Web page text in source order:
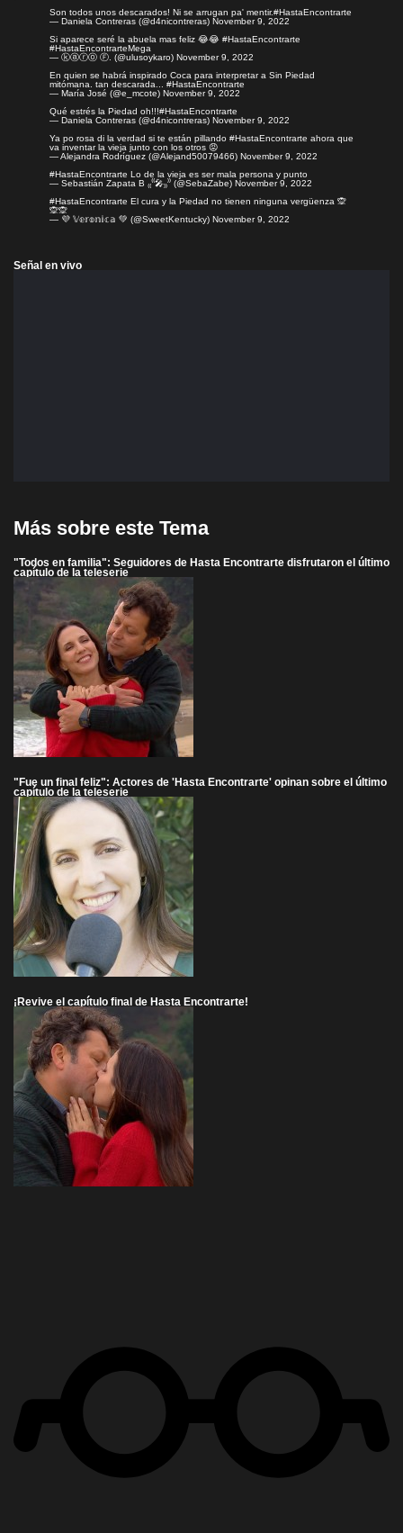
Son todos unos descarados! Ni se arrugan pa' mentir.#HastaEncontrarte
— Daniela Contreras (@d4nicontreras) November 9, 2022
Si aparece seré la abuela mas feliz 😂😂 #HastaEncontrarte
#HastaEncontrarteMega
— ⓚⓐⓡⓞ Ⓕ. (@ulusoykaro) November 9, 2022
En quien se habrá inspirado Coca para interpretar a Sin Piedad
mitómana. tan descarada... #HastaEncontrarte
— María José (@e_mcote) November 9, 2022
Qué estrés la Piedad oh!!!#HastaEncontrarte
— Daniela Contreras (@d4nicontreras) November 9, 2022
Ya po rosa di la verdad si te están pillando #HastaEncontrarte ahora que
va inventar la vieja junto con los otros 😡
— Alejandra Rodríguez (@Alejand50079466) November 9, 2022
#HastaEncontrarte Lo de la vieja es ser mala persona y punto
— Sebastián Zapata B ₍₍⁽⁽🎤₎₎⁾⁾ (@SebaZabe) November 9, 2022
#HastaEncontrarte El cura y la Piedad no tienen ninguna vergüenza 🙊
🙊🙊
— 💜 𝕍𝕖𝕣𝕠𝕟𝕚𝕔𝕒 💚 (@SweetKentucky) November 9, 2022
Señal en vivo
Más sobre este Tema
"Todos en familia": Seguidores de Hasta Encontrarte disfrutaron el último
capítulo de la teleserie
"Fue un final feliz": Actores de 'Hasta Encontrarte' opinan sobre el último
capítulo de la teleserie
¡Revive el capítulo final de Hasta Encontrarte!